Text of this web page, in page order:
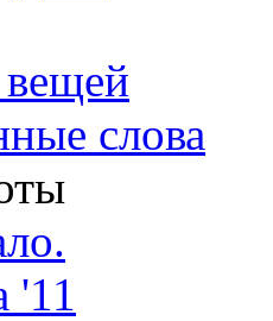
слова
'11